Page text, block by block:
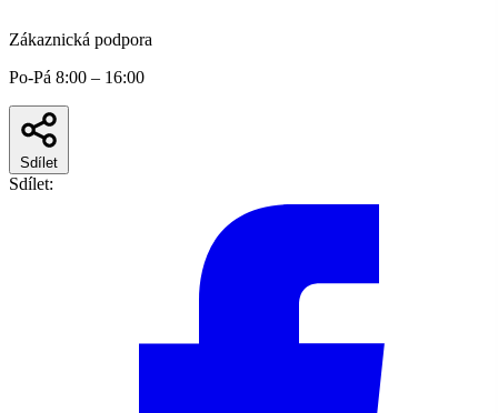
Zákaznická podpora
Po-Pá 8:00 – 16:00
Sdílet
Sdílet: